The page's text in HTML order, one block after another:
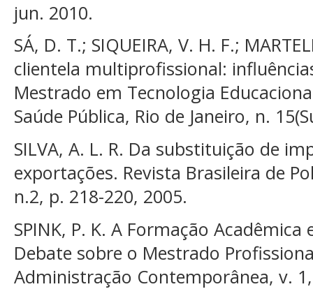
jun. 2010.
SÁ, D. T.; SIQUEIRA, V. H. F.;
clientela multiprofissional:
Mestrado em Tecnologia
Saúde Pública, Rio de Janeiro, n.
SILVA, A. L. R. Da substituição de
exportações. Revista Brasileira de
n.2, p. 218-220, 2005.
SPINK, P. K. A Formação
Debate sobre o Mestrado
Administração Contemporânea, v.